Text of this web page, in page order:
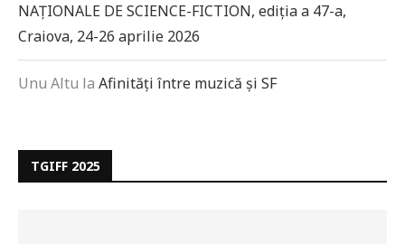
NAȚIONALE DE SCIENCE-FICTION, ediția a 47-a,
Craiova, 24-26 aprilie 2026
Unu Altu la Afinități între muzică și SF
TGIFF 2025